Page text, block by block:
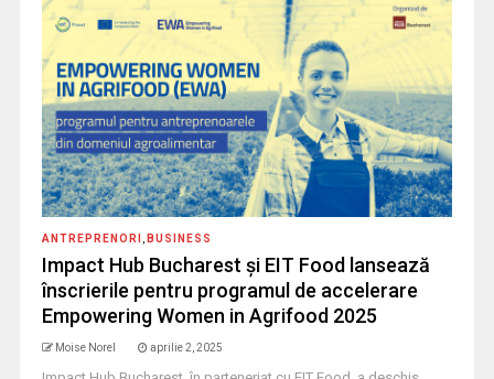
ANTREPRENORI BUSINESS
Impact Hub Bucharest și EIT Food lansează
înscrierile pentru programul de accelerare
Empowering Women in Agrifood 2025
Moise Norel aprilie 2, 2025